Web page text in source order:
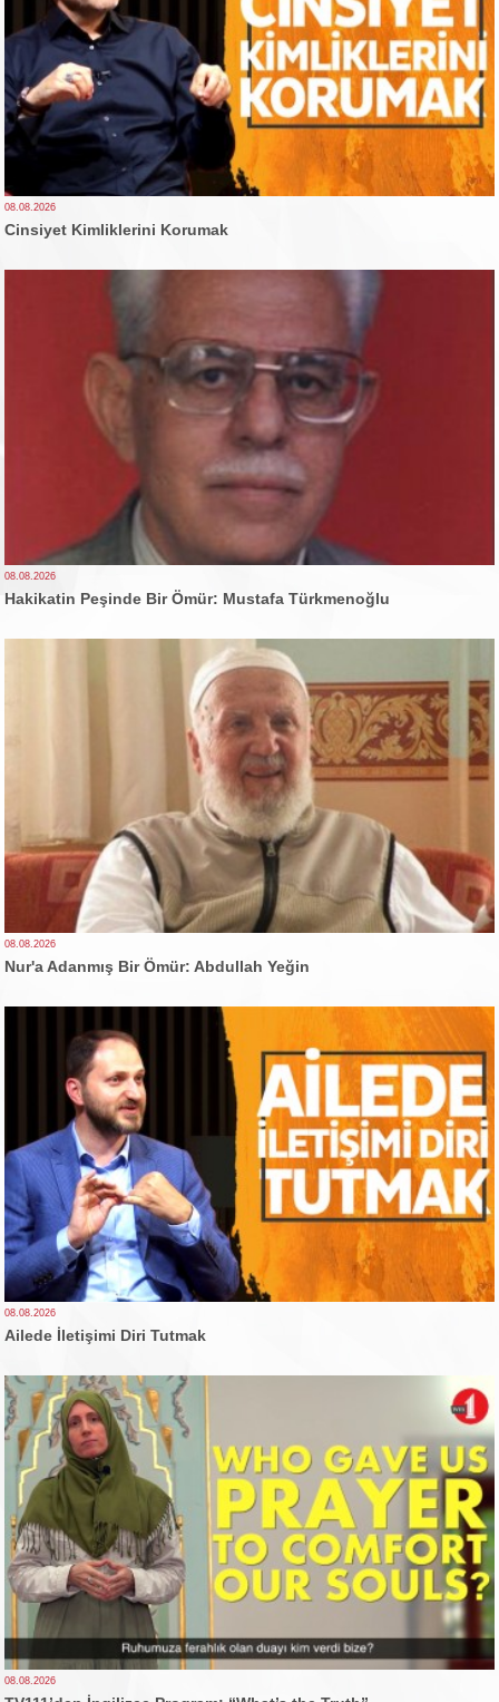
08.08.2026
Cinsiyet Kimliklerini Korumak
08.08.2026
Hakikatin Peşinde Bir Ömür: Mustafa Türkmenoğlu
08.08.2026
Nur'a Adanmış Bir Ömür: Abdullah Yeğin
08.08.2026
Ailede İletişimi Diri Tutmak
08.08.2026